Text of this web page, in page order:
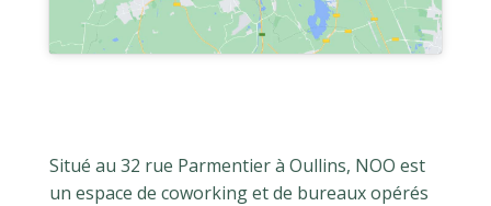
Situé au 32 rue Parmentier à Oullins, NOO est
un espace de coworking et de bureaux opérés